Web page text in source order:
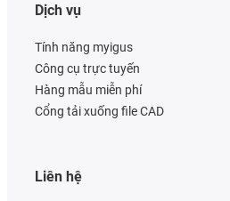
Dịch vụ
Tính năng myigus
Công cụ trực tuyến
Hàng mẫu miễn phí
Cổng tải xuống file CAD
Liên hệ